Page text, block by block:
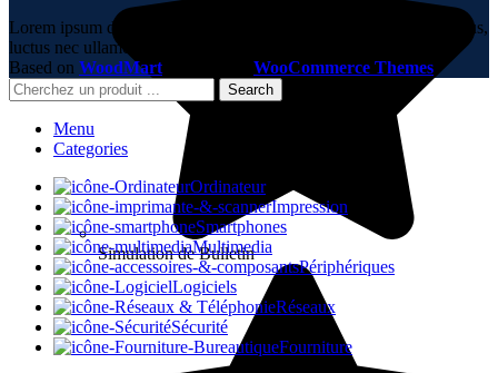
Simulation de Bulletin
Lorem ipsum dolor sit amet, consectetur adipiscing elit. Ut elit tellus,
luctus nec ullamcorper mattis, pulvinar dapibus leo.
Based on WoodMart WooCommerce Themes
Search
Menu
Categories
Ordinateur
Impression
Smartphones
Multimedia
Périphériques
Logiciels
Réseaux
Sécurité
Fourniture